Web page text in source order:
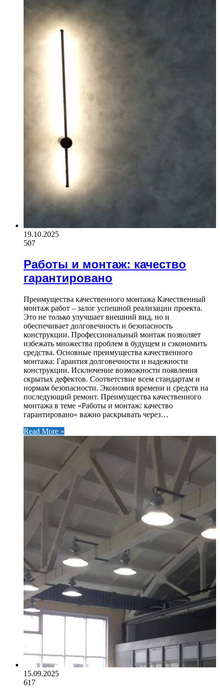
19.10.2025
507
Работы и монтаж: качество
гарантировано
Преимущества качественного монтажа Качественный
монтаж работ – залог успешной реализации проекта.
Это не только улучшает внешний вид, но и
обеспечивает долговечность и безопасность
конструкции. Профессиональный монтаж позволяет
избежать множества проблем в будущем и сэкономить
средства. Основные преимущества качественного
монтажа: Гарантия долговечности и надежности
конструкции. Исключение возможности появления
скрытых дефектов. Соответствие всем стандартам и
нормам безопасности. Экономия времени и средств на
последующий ремонт. Преимущества качественного
монтажа в теме «Работы и монтаж: качество
гарантировано» важно раскрывать через…
Read More »
15.09.2025
617